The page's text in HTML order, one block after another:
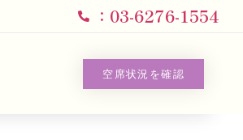
：03-6276-1554
空席状況を確認